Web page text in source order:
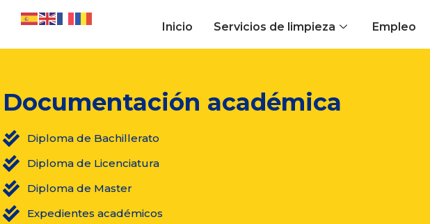
Inicio Servicios de limpieza Empleo
Documentación académica
Diploma de Bachillerato
Diploma de Licenciatura
Diploma de Master
Expedientes académicos